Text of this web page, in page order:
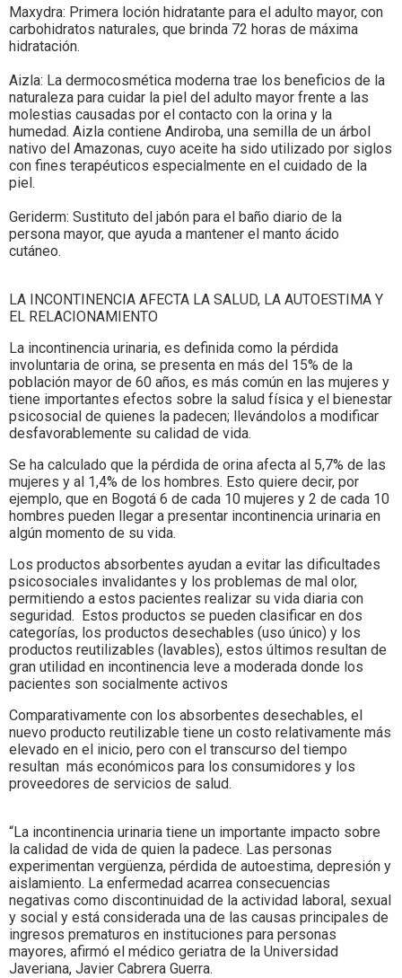
Maxydra: Primera loción hidratante para el adulto mayor, con
carbohidratos naturales, que brinda 72 horas de máxima
hidratación.
Aizla: La dermocosmética moderna trae los beneficios de la
naturaleza para cuidar la piel del adulto mayor frente a las
molestias causadas por el contacto con la orina y la
humedad. Aizla contiene Andiroba, una semilla de un árbol
nativo del Amazonas, cuyo aceite ha sido utilizado por siglos
con fines terapéuticos especialmente en el cuidado de la
piel.
Geriderm: Sustituto del jabón para el baño diario de la
persona mayor, que ayuda a mantener el manto ácido
cutáneo.
LA INCONTINENCIA AFECTA LA SALUD, LA AUTOESTIMA Y
EL RELACIONAMIENTO
La incontinencia urinaria, es definida como la pérdida
involuntaria de orina, se presenta en más del 15% de la
población mayor de 60 años, es más común en las mujeres y
tiene importantes efectos sobre la salud física y el bienestar
psicosocial de quienes la padecen; llevándolos a modificar
desfavorablemente su calidad de vida.
Se ha calculado que la pérdida de orina afecta al 5,7% de las
mujeres y al 1,4% de los hombres. Esto quiere decir, por
ejemplo, que en Bogotá 6 de cada 10 mujeres y 2 de cada 10
hombres pueden llegar a presentar incontinencia urinaria en
algún momento de su vida.
Los productos absorbentes ayudan a evitar las dificultades
psicosociales invalidantes y los problemas de mal olor,
permitiendo a estos pacientes realizar su vida diaria con
seguridad. Estos productos se pueden clasificar en dos
categorías, los productos desechables (uso único) y los
productos reutilizables (lavables), estos últimos resultan de
gran utilidad en incontinencia leve a moderada donde los
pacientes son socialmente activos
Comparativamente con los absorbentes desechables, el
nuevo producto reutilizable tiene un costo relativamente más
elevado en el inicio, pero con el transcurso del tiempo
resultan más económicos para los consumidores y los
proveedores de servicios de salud.
“La incontinencia urinaria tiene un importante impacto sobre
la calidad de vida de quien la padece. Las personas
experimentan vergüenza, pérdida de autoestima, depresión y
aislamiento. La enfermedad acarrea consecuencias
negativas como discontinuidad de la actividad laboral, sexual
y social y está considerada una de las causas principales de
ingresos prematuros en instituciones para personas
mayores, afirmó el médico geriatra de la Universidad
Javeriana, Javier Cabrera Guerra.